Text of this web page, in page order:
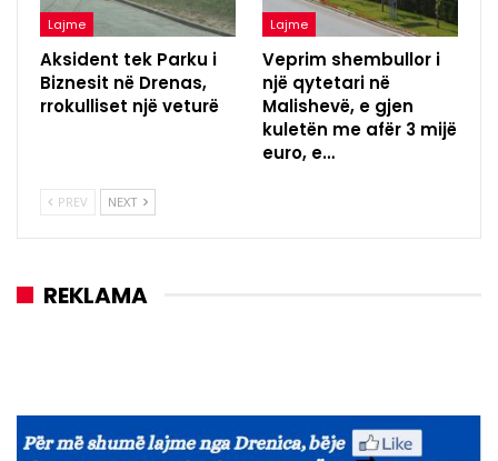
Lajme
Aksident tek Parku i
Biznesit në Drenas,
rrokulliset një veturë
Lajme
Veprim shembullor i
një qytetari në
Malishevë, e gjen
kuletën me afër 3 mijë
euro, e…
PREV NEXT
REKLAMA